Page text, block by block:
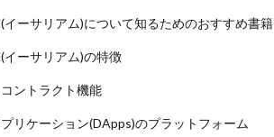
イーサリアム)について知るためのおすすめ書籍
イーサリアム)の特徴
ントラクト機能
リケーション(DApps)のプラットフォーム